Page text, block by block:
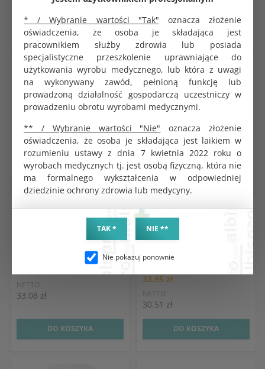
* / Wybranie wartości "Tak" oznacza złożenie
oświadczenia, że osoba je składająca jest
pracownikiem służby zdrowia lub posiada
specjalistyczne przeszkolenie uprawniające do
użytkowania wyrobu medycznego, lub która z uwagi
na wykonywany zawód, pełnioną funkcję lub
prowadzoną działalność gospodarczą uczestniczy w
prowadzeniu obrotu wyrobami medycznymi.
** / Wybranie wartości "Nie" oznacza złożenie
oświadczenia, że osoba je składająca jest laikiem w
rozumieniu ustawy z dnia 7 kwietnia 2022 roku o
wyrobach medycznych tj. jest osobą fizyczną, która nie
ma formalnego wykształcenia w odpowiedniej
dziedzinie ochrony zdrowia lub medycyny.
TAK * NIE **
Nie pokazuj ponownie
DO KOSZYKA DO KOSZYKA
Środki do dezynfekcji gabinetu
Mediwipes DM chusteczki bez
alkoholu pudełko 100 szt.
33.08 zł
DO KOSZYKA
Środki do dezynfekcji gabinetu
Mediwipes DM chusteczki bez
alkoholu wkład do pudełka 100
szt.
KOD PRODUKTU:
32.95 zł
30.51 zł
DO KOSZYKA